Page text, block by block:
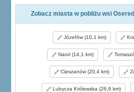
Zobacz miasta w pobliżu wsi
Józefów (10,1 km)
Narol (14,1 km)
Cieszanów (20,4 km)
Lubycza Królewska (26,6 km)